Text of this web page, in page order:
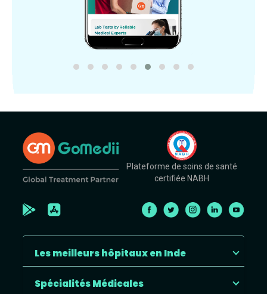
Plateforme de soins de santé
certifiée NABH
Les meilleurs hôpitaux en Inde
Spécialités Médicales